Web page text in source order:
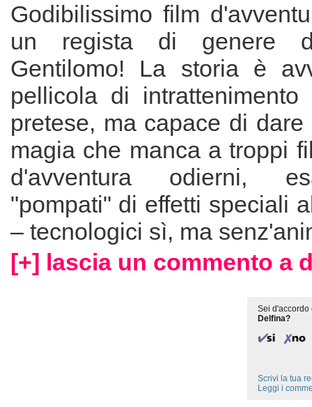
Godibilissimo film
un regista di genere
Gentilomo! La storia è
pellicola di intrattenimento
pretese, ma capace di
magia che manca a troppi
d'avventura odierni,
"pompati" di effetti speciali
– tecnologici sì, ma
[+] lascia un commento a
Sei d'accordo
Delfina?
Scrivi la tua
Leggi i